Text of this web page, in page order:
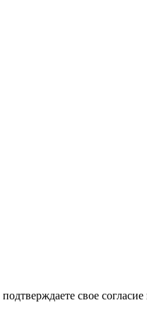
свое